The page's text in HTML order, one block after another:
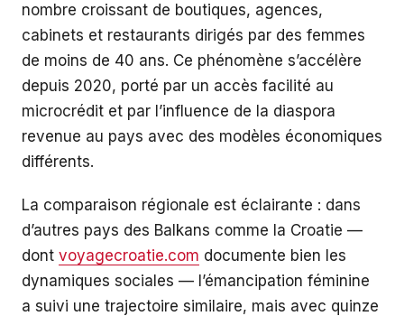
nombre croissant de boutiques, agences,
cabinets et restaurants dirigés par des femmes
de moins de 40 ans. Ce phénomène s’accélère
depuis 2020, porté par un accès facilité au
microcrédit et par l’influence de la diaspora
revenue au pays avec des modèles économiques
différents.
La comparaison régionale est éclairante : dans
d’autres pays des Balkans comme la Croatie —
dont voyagecroatie.com documente bien les
dynamiques sociales — l’émancipation féminine
a suivi une trajectoire similaire, mais avec quinze